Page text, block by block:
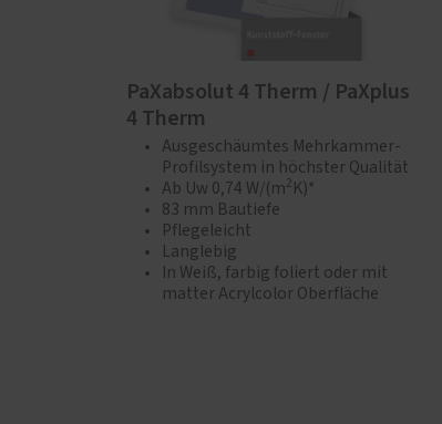
PaXabsolut 4 Therm / PaXplus
4 Therm
Ausgeschäumtes Mehrkammer-
Profilsystem in höchster Qualität
Ab Uw 0,74 W/(m2 K)*
83 mm Bautiefe
Pflegeleicht
Langlebig
In Weiß, farbig foliert oder mit
matter Acrylcolor Oberfläche